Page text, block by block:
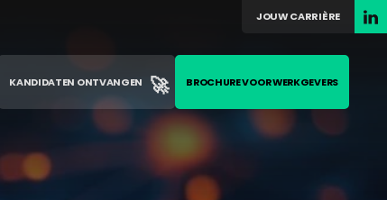
JOUW CARRIÈRE
KANDIDATEN ONTVANGEN 🚀 BROCHURE VOOR WERKGEVERS